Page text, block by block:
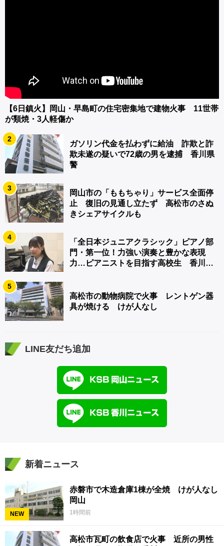
【6日鎮火】岡山・早島町の住宅密集地で建物火事 11世帯
が類焼・3人軽傷か
2
ガソリン代金を払わずに給油 詐欺と詐
欺未遂の疑いで72歳の男を逮捕 香川県
警
3
岡山市の「ももちゃり」サービス全面停
止 復旧の見通し立たず 高松市のさぬ
きシェアサイクルも
4
「全日本ジュニアクラシック」ピアノ部
門・第一位！力強い演奏と豊かな表現
力…ピアニストを目指す高校生 香川
5
高松市の動物病院で火事 レントゲン器
具が焼ける けが人なし
LINE友だち追加
新着ニュース
NEW
赤磐市で木造倉庫1棟が全焼 けが人なし
岡山
1時間前
高松市瓦町の飲食店で火事 近所の男性